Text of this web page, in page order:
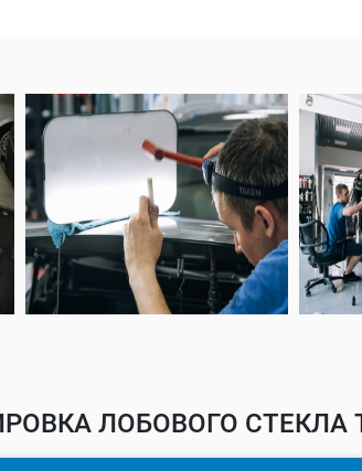
ЛОБОВОГО СТЕКЛА